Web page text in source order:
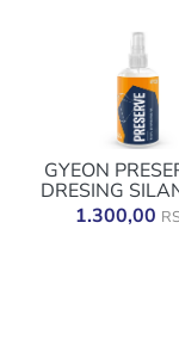
GYEON
DRESING
PLASTIKU
1.300,00